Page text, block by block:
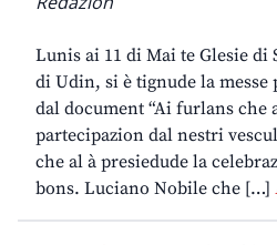
Lunis ai 11 di Mai te Glesie di
di Udin, si è tignude la messe
dal document “Ai furlans che
partecipazion dal nestri
che al à presiedude la
bons. Luciano Nobile che […]